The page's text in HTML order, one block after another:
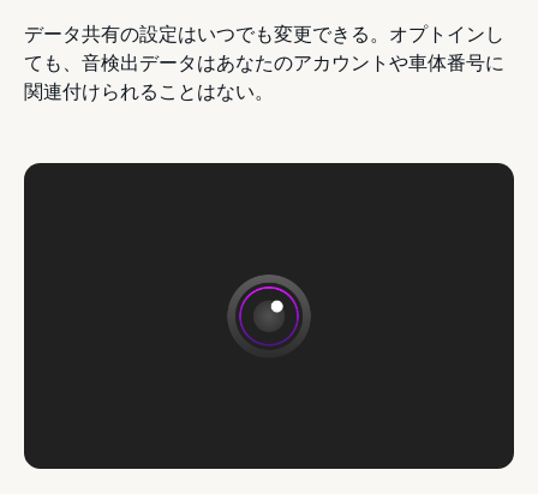
データ共有の設定はいつでも変更できる。オプトインし
ても、音検出データはあなたのアカウントや車体番号に
関連付けられることはない。